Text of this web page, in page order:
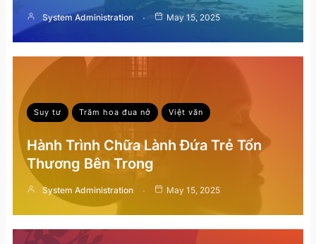
System Administration May 15, 2025
Suy tư Trăm hoa đua nở Việt văn
Hành Trình Chữa Lành Đứa Trẻ Tổn
Thương Bên Trong
System Administration May 15, 2025